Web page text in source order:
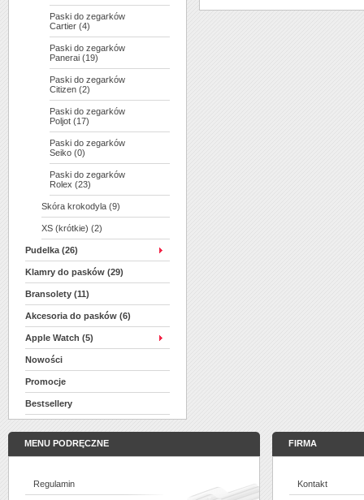
Paski do zegarków
Cartier (4)
Paski do zegarków
Panerai (19)
Paski do zegarków
Citizen (2)
Paski do zegarków
Poljot (17)
Paski do zegarków
Seiko (0)
Paski do zegarków
Rolex (23)
Skóra krokodyla (9)
XS (krótkie) (2)
Pudelka (26)
Klamry do pasków (29)
Bransolety (11)
Akcesoria do pasków (6)
Apple Watch (5)
Nowości
Promocje
Bestsellery
MENU PODRĘCZNE
Regulamin
FIRMA
Kontakt